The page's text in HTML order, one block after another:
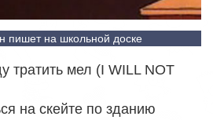
пишет на школьной доске
тратить мел (I WILL NOT
на скейте по зданию